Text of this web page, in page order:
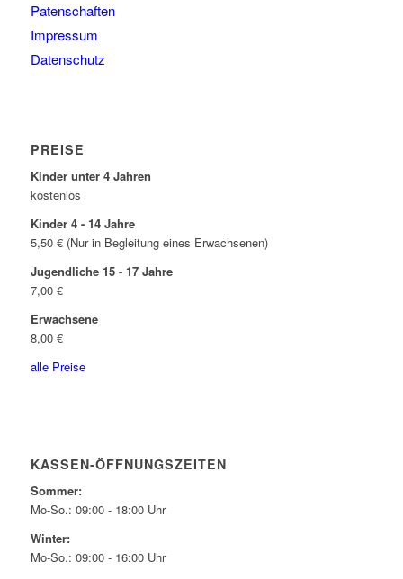
Patenschaften
Impressum
Datenschutz
PREISE
Kinder unter 4 Jahren
kostenlos
Kinder 4 - 14 Jahre
5,50 € (Nur in Begleitung eines Erwachsenen)
Jugendliche 15 - 17 Jahre
7,00 €
Erwachsene
8,00 €
alle Preise
KASSEN-ÖFFNUNGSZEITEN
Sommer:
Mo-So.: 09:00 - 18:00 Uhr
Winter:
Mo-So.: 09:00 - 16:00 Uhr